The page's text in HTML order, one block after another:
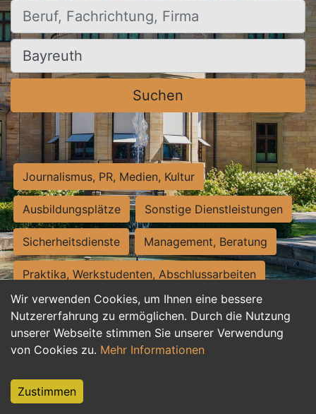
Wir verwenden Cookies, um Ihnen eine bessere
Nutzererfahrung zu ermöglichen. Durch die Nutzung
unserer Webseite stimmen Sie unserer Verwendung
von Cookies zu. Mehr Informationen
Zustimmen
Beruf, Fachrichtung, Firma
Ort, Stadt
Suchen
Journalismus, PR, Medien, Kultur
Ausbildungsplätze Sonstige Dienstleistungen
Sicherheitsdienste Management, Beratung
Praktika, Werkstudenten, Abschlussarbeiten
Personalwesen Assistenz, Sekretariat
Hilfskräfte, Aushilfs- und Nebenjobs
Weiterbildung, Studium, duale Ausbildung